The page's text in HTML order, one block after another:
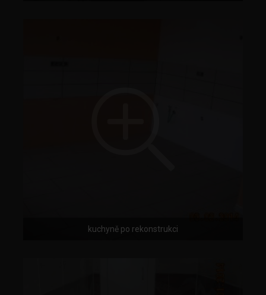
kuchyně po rekonstrukci